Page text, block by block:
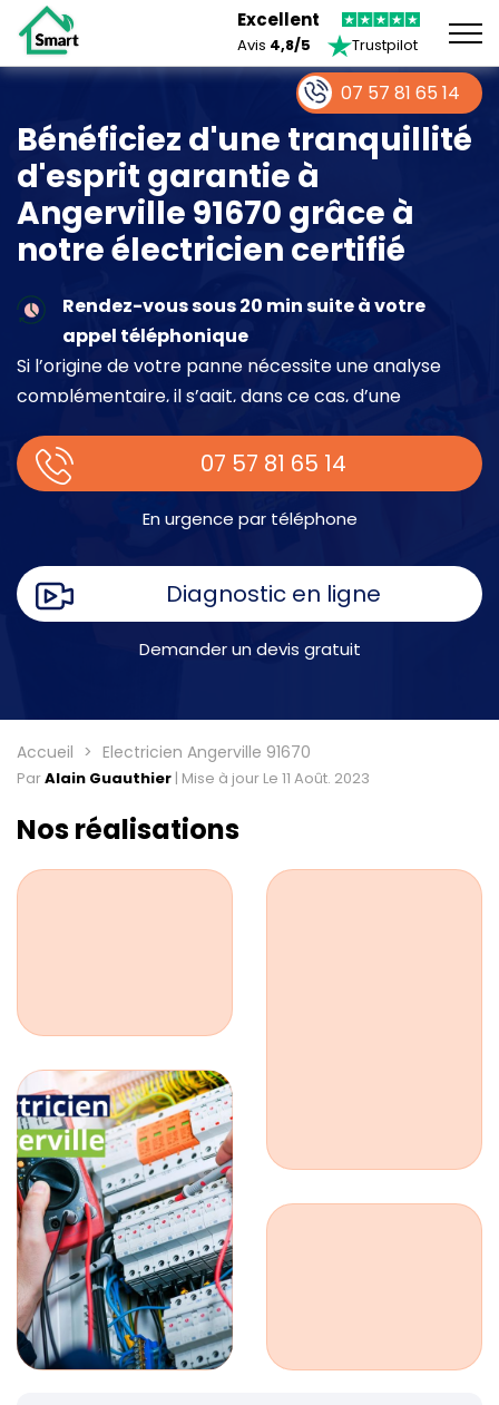
Excellent
Avis 4,8/5 Trustpilot
Bénéficiez d'une tranquillité
d'esprit garantie à
Angerville 91670 grâce à
notre électricien certifié
Rendez-vous sous 20 min suite à votre
appel téléphonique
Si l’origine de votre panne nécessite une analyse
complémentaire, il s’agit, dans ce cas, d’une
place.
07 57 81 65 14
En urgence par téléphone
Diagnostic en ligne
Demander un devis gratuit
Accueil Electricien Angerville 91670
ParAlain Guauthier | Mise à jour Le 11 Août. 2023
Nos réalisations
07 57 81 65 14